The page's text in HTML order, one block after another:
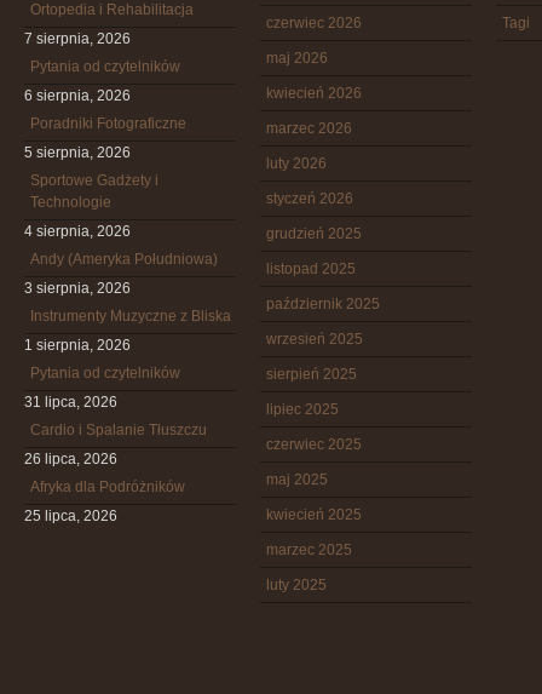
Ortopedia i Rehabilitacja
7 sierpnia, 2026
Pytania od czytelników
6 sierpnia, 2026
Poradniki Fotograficzne
5 sierpnia, 2026
Sportowe Gadżety i
Technologie
4 sierpnia, 2026
Andy (Ameryka Południowa)
3 sierpnia, 2026
Instrumenty Muzyczne z Bliska
1 sierpnia, 2026
Pytania od czytelników
31 lipca, 2026
Cardio i Spalanie Tłuszczu
26 lipca, 2026
Afryka dla Podróżników
25 lipca, 2026
czerwiec 2026
maj 2026
kwiecień 2026
marzec 2026
luty 2026
styczeń 2026
grudzień 2025
listopad 2025
październik 2025
wrzesień 2025
sierpień 2025
lipiec 2025
czerwiec 2025
maj 2025
kwiecień 2025
marzec 2025
luty 2025
Tagi